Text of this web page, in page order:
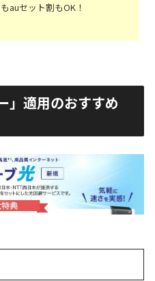
auセット割もOK！
」適用のおすすめ